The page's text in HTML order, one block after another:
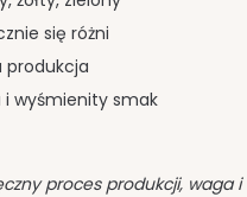
się różni
produkcja
wyśmienity smak
proces produkcji,